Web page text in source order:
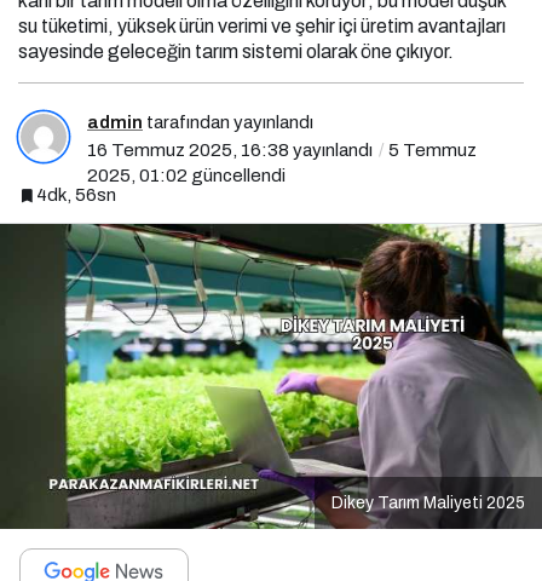
su tüketimi, yüksek ürün verimi ve şehir içi üretim avantajları
sayesinde geleceğin tarım sistemi olarak öne çıkıyor.
admin tarafından yayınlandı
16 Temmuz 2025, 16:38 yayınlandı
5 Temmuz
2025, 01:02 güncellendi
4dk, 56sn
Dikey Tarım Maliyeti 2025